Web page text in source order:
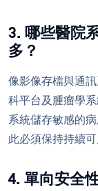
3. 哪些醫院
多？
像影像存檔與通訊
科平台及腫瘤學
系統儲存敏感的
此必須保持持續可
4. 單向安全